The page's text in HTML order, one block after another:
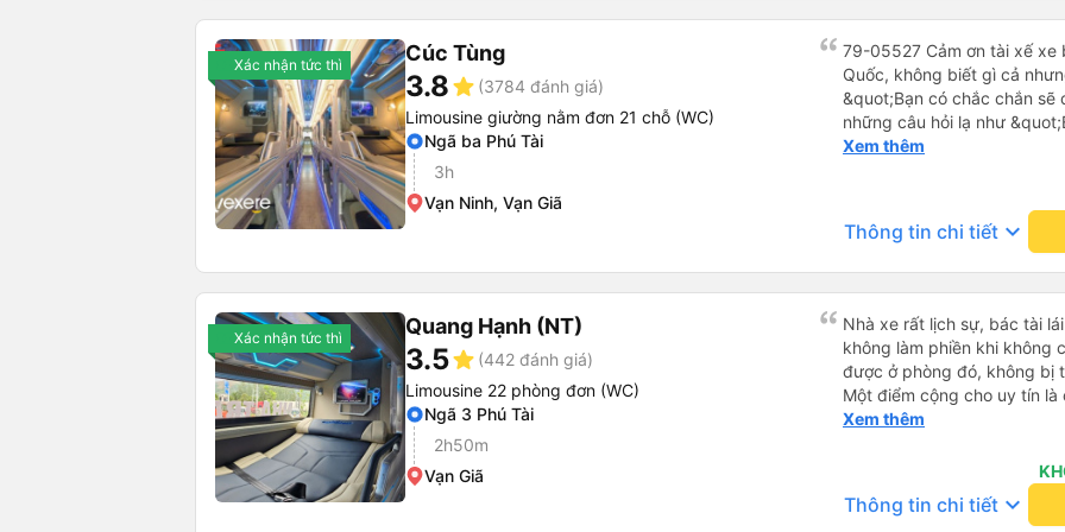
Xác nhận tức thì Cúc Tùng
3.8star (3784 đánh giá)
Limousine giường nằm đơn 21 chỗ (WC)
Ngã ba Phú Tài
3h
Vạn Ninh, Vạn Giã
79-05527 Cảm ơn tài xế xe
Quốc, không biết gì cả
&quot;Bạn có chắc chắn sẽ
những câu hỏi lạ như
sạn của chúng tôi
và thậm chí còn đón tôi tại
buổi sáng. ngu ngốc đến
buýt 79-05527 rất nhiều tài
không biết gì nhưng tài xế
liên tục hỏi trên Google
hỏi những câu hỏi kỳ lạ,
khách sạn của chúng tôi
2h30 sáng nhưng lúc đó
bằng xe limousine vào
vì tôi trông ngu ngốc quá..
tài xế thì sẽ rất nguy
Xem thêm
Thông tin chi tiết keyboard_arrow_down
Xác nhận tức thì Quang Hạnh (NT)
3.5star (442 đánh giá)
Limousine 22 phòng đơn (WC)
Ngã 3 Phú Tài
2h50m
Vạn Giã
Nhà xe rất lịch sự, bác tài
không làm phiền khi không
được ở phòng đó, không bị
Một điểm cộng cho uy tín
Xem thêm
Thông tin chi tiết keyboard_arrow_down